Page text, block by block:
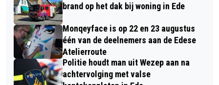
brand op het dak bij woning in Ede
Monqeyface is op 22 en 23 augustus
één van de deelnemers aan de Edese
Atelierroute
Politie houdt man uit Wezep aan na
achtervolging met valse